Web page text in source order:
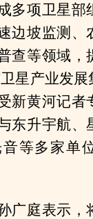
多项卫星部
边坡监测、
查等领域，
星产业发展
新黄河记者
东升宇航、
等多家单
广庭表示，